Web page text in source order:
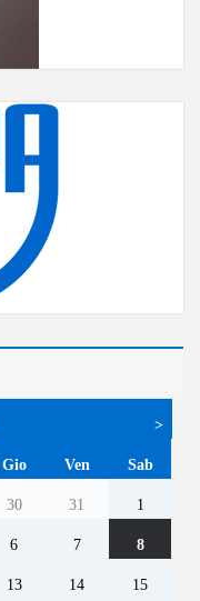
>
Gio Ven Sab
30 31 1
6 7 8
13 14 15